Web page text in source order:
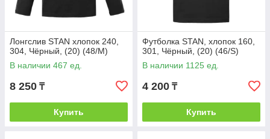
Лонгслив STAN хлопок 240,
304, Чёрный, (20) (48/M)
В наличии 467 ед.
8 250 ₸
Купить
Футболка STAN, хлопок 160,
301, Чёрный, (20) (46/S)
В наличии 1125 ед.
4 200 ₸
Купить